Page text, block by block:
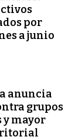
por
a junio
anuncia
grupos
mayor